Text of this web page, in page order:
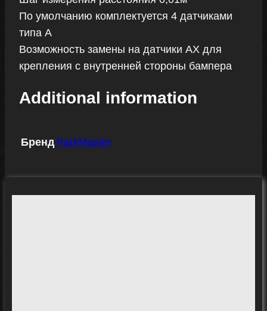
По умолчанию комплектуется 4 датчиками
типа A
Возможность замены на датчики AX для
крепления с внутренней стороны бампера
Additional information
Бренд ParkMaster